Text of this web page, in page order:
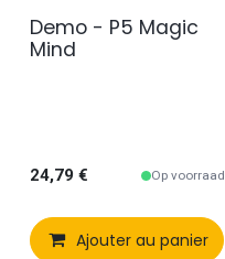
2e kans
Demo - P5 Magic
Mind
24,79 € Op voorraad
Ajouter au panier